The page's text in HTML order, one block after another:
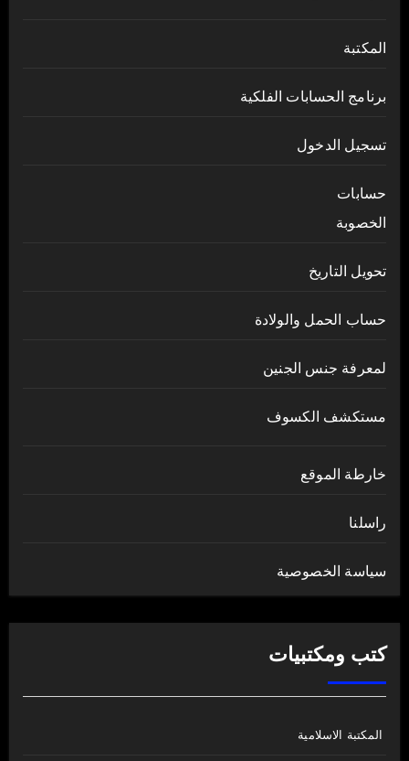
المكتبة
برنامج الحسابات الفلكية
تسجيل الدخول
حسابات
الخصوبة
تحويل التاريخ
حساب الحمل والولادة
لمعرفة جنس الجنين
مستكشف الكسوف
خارطة الموقع
راسلنا
سياسة الخصوصية
كتب ومكتبيات
المكتبة الاسلامية